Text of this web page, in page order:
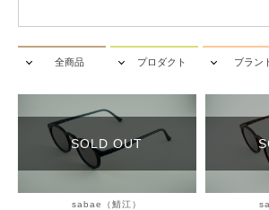
全商品 プロダクト ブラン
SOLD OUT
sabae（鯖江）